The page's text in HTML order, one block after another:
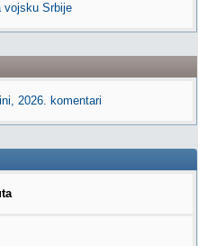
vojsku Srbije
2026. komentari